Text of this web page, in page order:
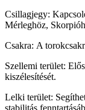
Csillagjegy:
Mérleghöz,
Csakra: A
Szellemi terület:
kiszélesítését.
Lelki terület: